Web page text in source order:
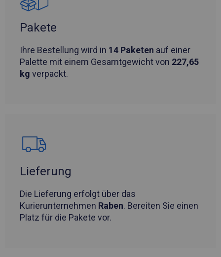
Pakete
Ihre Bestellung wird in 14 Paketen auf einer
Palette mit einem Gesamtgewicht von 227,65
kg verpackt.
Lieferung
Die Lieferung erfolgt über das
Kurierunternehmen Raben. Bereiten Sie einen
Platz für die Pakete vor.